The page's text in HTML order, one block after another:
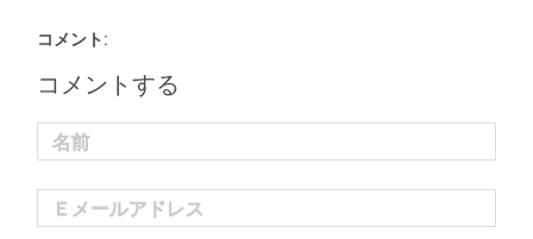
コメント:
コメントする
名前
Ｅメールアドレス